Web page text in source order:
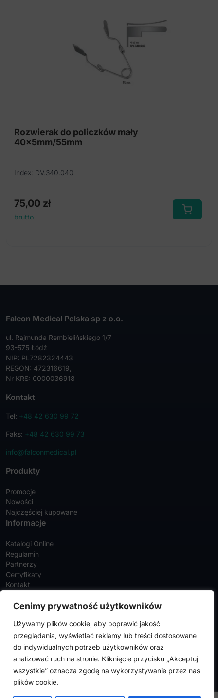
Cenimy prywatność użytkowników
Używamy plików cookie, aby poprawić jakość
przeglądania, wyświetlać reklamy lub treści dostosowane
do indywidualnych potrzeb użytkowników oraz
analizować ruch na stronie. Kliknięcie przycisku „Akceptuj
wszystkie” oznacza zgodę na wykorzystywanie przez nas
plików cookie.
Rozwierak do policzków mały
40x5mm/55mm
Index: DV.340.040
75,00 zł
brutto
Falcon Medical Polska sp z o.o.
ul. Rajmunda Rembielińskiego 1/7
93-575 Łódź
NIP: PL7282324443
REGON: 472316619,
Nr KRS: 0000036918
Kontakt
Tel: +48 42 630 99 72
Faks: +48 42 630 99 73
info@falconmedical.pl
Produkty
Promocje
Nowości
Najczęściej kupowane
Informacje
Katalogi Online
Regulamin
Partnerzy
Certyfikaty
Kontakt
Zamówienia
Adresy
FalconMedical © 2024. Wszystkie prawa zastrzeżone |
prywatności|Polityka cookies